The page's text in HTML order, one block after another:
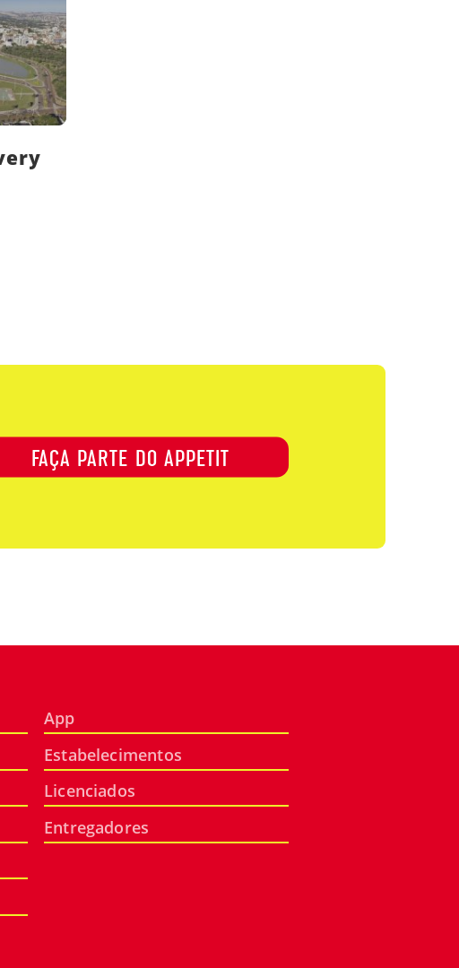
FAÇA PARTE DO APPETIT
App
Estabelecimentos
Licenciados
Entregadores